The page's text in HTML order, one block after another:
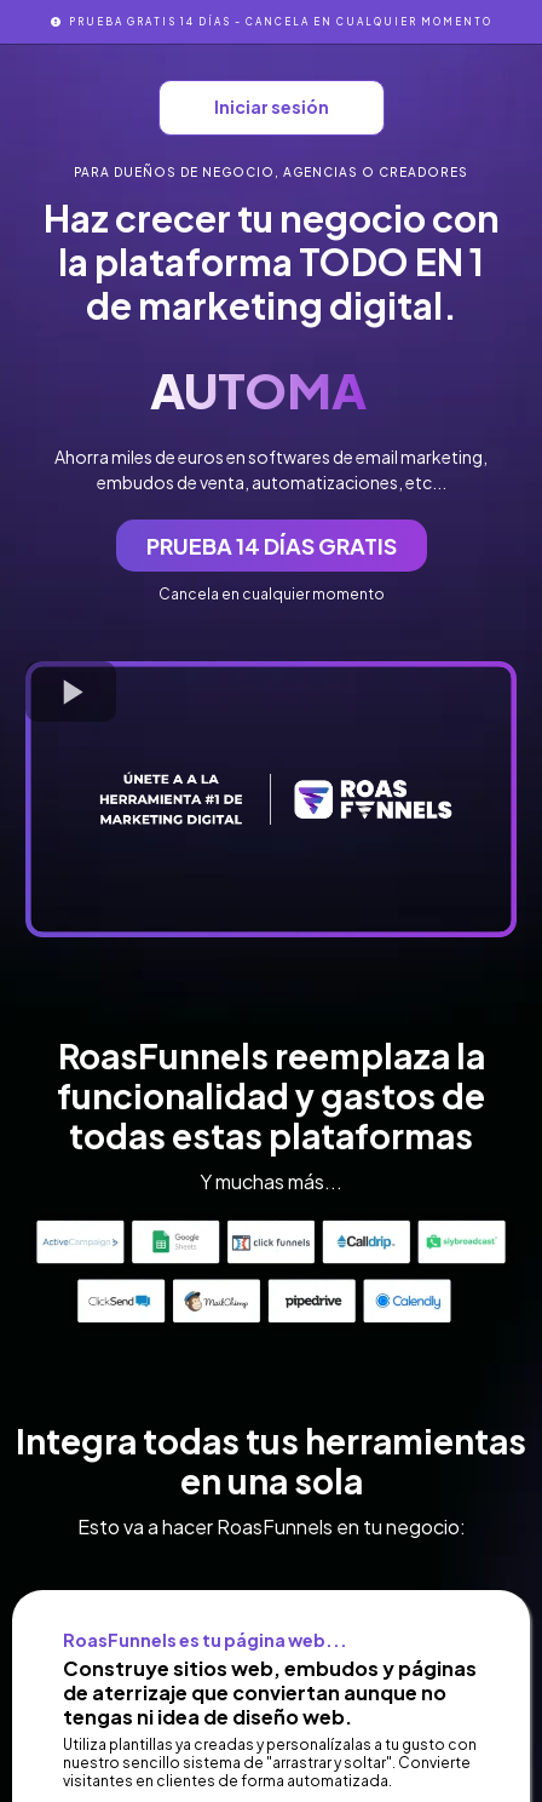
PRUEBA GRATIS 14 DÍAS - CANCELA EN CUALQUIER MOMENTO
Iniciar sesión
PARA DUEÑOS DE NEGOCIO, AGENCIAS O CREADORES
Haz crecer tu negocio con
la plataforma TODO EN 1
de marketing digital.
Ahorra miles de euros en softwares de email marketing,
embudos de venta, automatizaciones, etc...
PRUEBA 14 DÍAS GRATIS
Cancela en cualquier momento
RoasFunnels reemplaza la
funcionalidad y gastos de
todas estas plataformas
Y muchas más...
Integra todas tus herramientas
en una sola
Esto va a hacer RoasFunnels en tu negocio:
RoasFunnels es tu página web...
Construye sitios web, embudos y páginas
de aterrizaje que conviertan aunque no
tengas ni idea de diseño web.
Utiliza plantillas ya creadas y personalízalas a tu gusto con
nuestro sencillo sistema de "arrastrar y soltar". Convierte
visitantes en clientes de forma automatizada.